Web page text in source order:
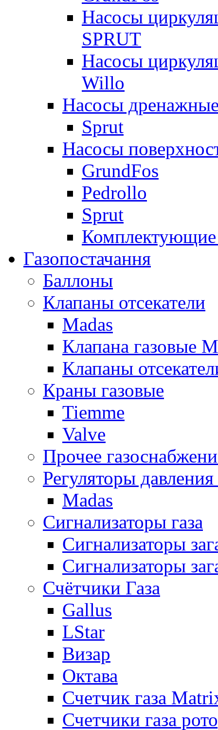
Насосы
SPRUT
Насосы
Willo
Насосы
Sprut
Насосы
GrundFos
Pedrollo
Sprut
Комплектующие
Газопостачання
Баллоны
Клапаны отсекатели
Madas
Клапана газовые
Клапаны
Краны газовые
Tiemme
Valve
Прочее
Регуляторы давления
Madas
Сигнализаторы газа
Сигнализаторы
Сигнализаторы
Счётчики Газа
Gallus
LStar
Визар
Октава
Счетчик газа
Счетчики газа